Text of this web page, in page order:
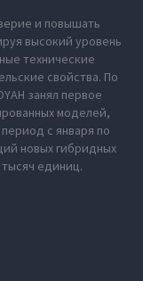
и повышать
высокий уровень
технические
свойства. По
занял первое
моделей,
с января по
новых гибридных
единиц.